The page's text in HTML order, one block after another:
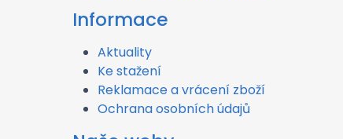
Informace
Aktuality
Ke stažení
Reklamace a vrácení zboží
Ochrana osobních údajů